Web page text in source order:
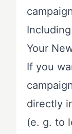
Your
If you
directly
(e. g. to